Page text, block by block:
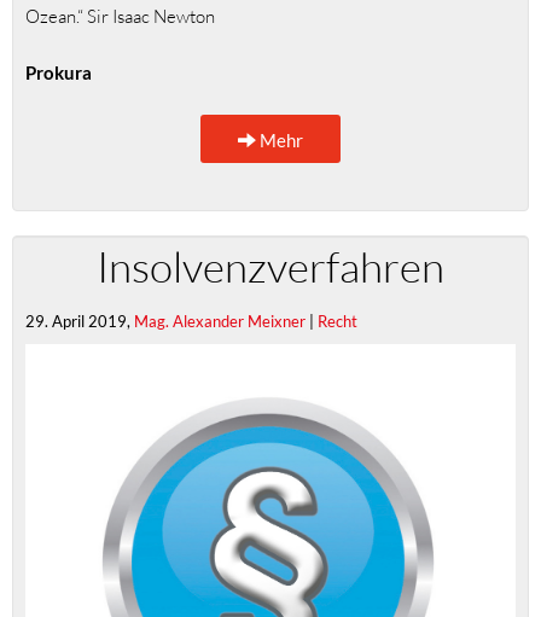
Ozean.“ Sir Isaac Newton
Prokura
Mehr
Insolvenzverfahren
29. April 2019, Mag. Alexander Meixner | Recht